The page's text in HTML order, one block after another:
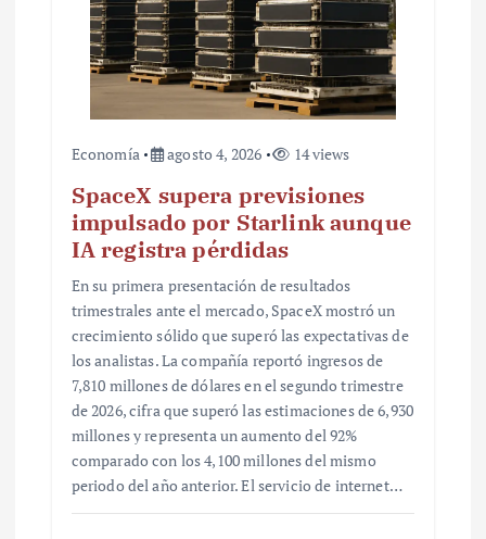
Economía agosto 4, 2026 14 views
SpaceX supera previsiones
impulsado por Starlink aunque
IA registra pérdidas
En su primera presentación de resultados
trimestrales ante el mercado, SpaceX mostró un
crecimiento sólido que superó las expectativas de
los analistas. La compañía reportó ingresos de
7,810 millones de dólares en el segundo trimestre
de 2026, cifra que superó las estimaciones de 6,930
millones y representa un aumento del 92%
comparado con los 4,100 millones del mismo
periodo del año anterior. El servicio de internet…